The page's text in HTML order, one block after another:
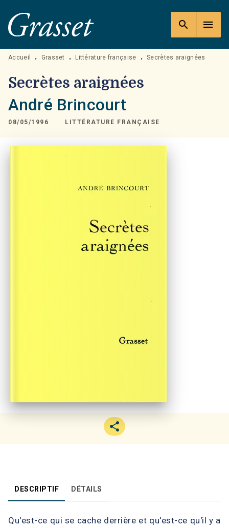
MENU RECHERCHE
PIED DE PAGE
search menu
Accueil • Grasset • Littérature française • Secrètes araignées
Secrètes araignées
André Brincourt
08/05/1996 LITTÉRATURE FRANÇAISE
DESCRIPTIF DÉTAILS
Qu'est-ce qui se cache derrière et qu'est-ce qu'il y a